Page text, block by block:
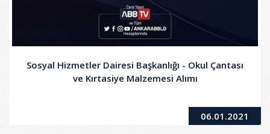
Sosyal Hizmetler Dairesi Başkanlığı - Okul Çantası
ve Kırtasiye Malzemesi Alımı
06.01.2021